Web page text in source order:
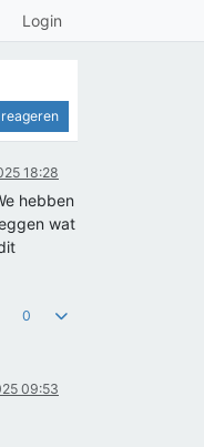
Login
18:28
hebben
wat
0
09:53